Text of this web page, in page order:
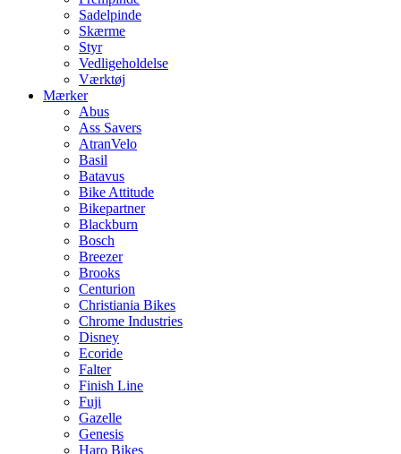
Sadelpinde
Skærme
Styr
Vedligeholdelse
Værktøj
Mærker
Abus
Ass Savers
AtranVelo
Basil
Batavus
Bike Attitude
Bikepartner
Blackburn
Bosch
Breezer
Brooks
Centurion
Christiania Bikes
Chrome Industries
Disney
Ecoride
Falter
Finish Line
Fuji
Gazelle
Genesis
Haro Bikes